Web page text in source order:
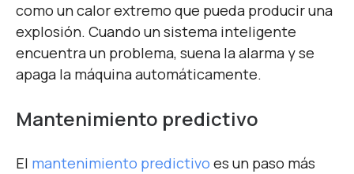
como un calor extremo que pueda producir una
explosión. Cuando un sistema inteligente
encuentra un problema, suena la alarma y se
apaga la máquina automáticamente.
Mantenimiento predictivo
El mantenimiento predictivo es un paso más